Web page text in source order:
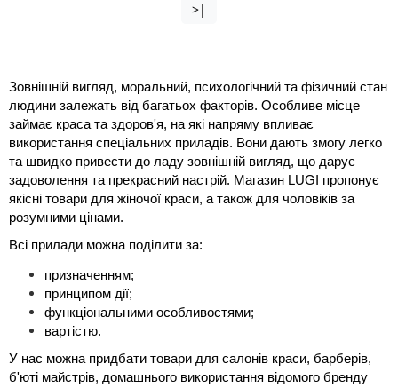
>|
Зовнішній вигляд, моральний, психологічний та фізичний стан
людини залежать від багатьох факторів. Особливе місце
займає краса та здоров'я, на які напряму впливає
використання спеціальних приладів. Вони дають змогу легко
та швидко привести до ладу зовнішній вигляд, що дарує
задоволення та прекрасний настрій. Магазин LUGI пропонує
якісні товари для жіночої краси, а також для чоловіків за
розумними цінами.
Всі прилади можна поділити за:
призначенням;
принципом дії;
функціональними особливостями;
вартістю.
У нас можна придбати товари для салонів краси, барберів,